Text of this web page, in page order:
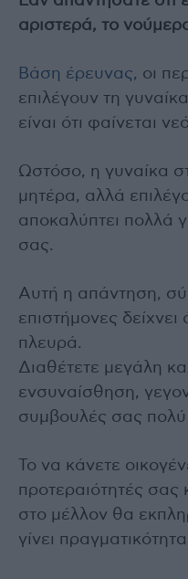
αριστερά, το
Βάση έρευνας, οι
επιλέγουν τη
είναι ότι φαίνεται
Ωστόσο, η γυναίκα
μητέρα, αλλά
αποκαλύπτει πολλά
σας.
Αυτή η απάντηση,
επιστήμονες δείχνει
πλευρά.
Διαθέτετε μεγάλη
ενσυναίσθηση,
συμβουλές σας πολύ
Το να κάνετε
προτεραιότητές σας
στο μέλλον θα
γίνει